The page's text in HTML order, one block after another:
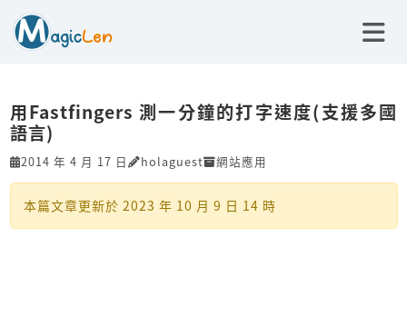
用Fastfingers 測一分鐘的打字速度(支援多國
語言)
2014 年 4 月 17 日 holaguest 網站應用
本篇文章更新於 2023 年 10 月 9 日 14 時